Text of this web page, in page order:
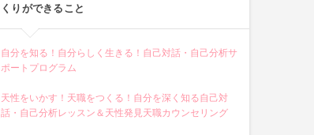
くりができること
自分を知る！自分らしく生きる！自己対話・自己分析サ
ポートプログラム
天性をいかす！天職をつくる！自分を深く知る自己対
話・自己分析レッスン＆天性発見天職カウンセリング